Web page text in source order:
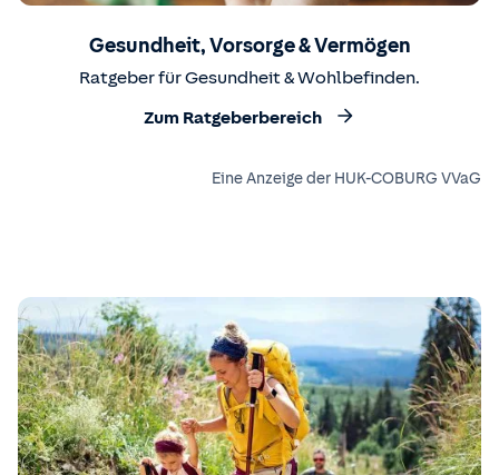
Gesundheit, Vorsorge & Vermögen
Ratgeber für Gesundheit & Wohlbefinden.
Zum Ratgeberbereich
Eine Anzeige der HUK-COBURG VVaG